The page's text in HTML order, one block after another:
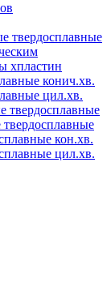
твердосплавные
хпластин
конич.хв.
цил.хв.
твердосплавные
кон.хв.
цил.хв.